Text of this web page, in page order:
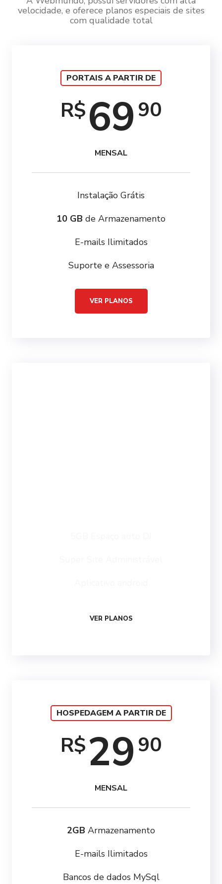
velocidade, e oferece planos especiais de sites
com qualidade total
PORTAIS A PARTIR DE
R$69 90
MENSAL
Instalação Grátis
10 GB de Armazenamento
E-mails Ilimitados
Suporte e Assessoria
VER PLANOS
VER PLANOS
HOSPEDAGEM A PARTIR DE
R$29 90
MENSAL
2GB Armazenamento
E-mails Ilimitados
Bancos de dados MySql